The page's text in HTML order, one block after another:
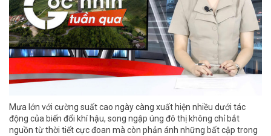
Mưa lớn với cường suất cao ngày càng xuất hiện nhiều dưới tác
động của biến đổi khí hậu, song ngập úng đô thị không chỉ bắt
nguồn từ thời tiết cực đoan mà còn phản ánh những bất cập trong